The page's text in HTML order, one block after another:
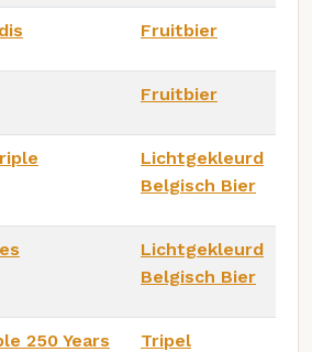
Fruitbier
Fruitbier
Lichtgekleurd
Belgisch Bier
Lichtgekleurd
Belgisch Bier
250 Years Tripel